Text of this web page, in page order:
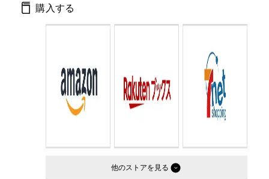
購入する
他のストア